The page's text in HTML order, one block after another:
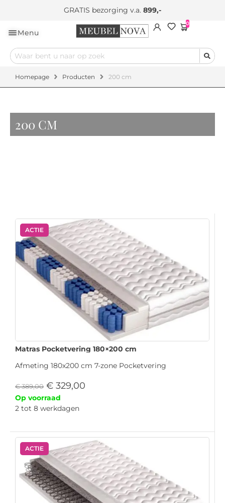
GRATIS bezorging v.a. 899,-
Menu
0
Homepage Producten 200 cm
200 CM
ACTIE
Matras Pocketvering 180×200 cm
Afmeting 180x200 cm 7-zone Pocketvering
€389,00 € 329,00
Op voorraad
2 tot 8 werkdagen
ACTIE